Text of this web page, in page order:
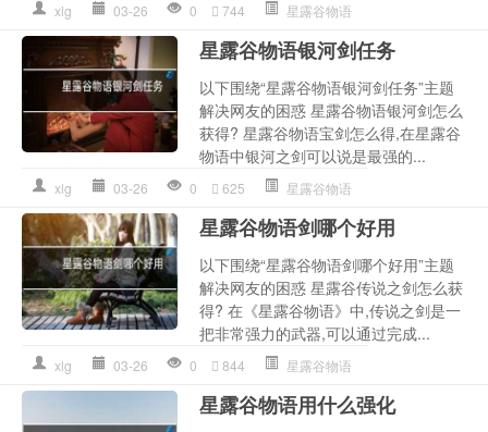
xlg 03-26 0 744 星露谷物语
星露谷物语银河剑任务
以下围绕“星露谷物语银河剑任务”主题
解决网友的困惑 星露谷物语银河剑怎么
获得? 星露谷物语宝剑怎么得,在星露谷
物语中银河之剑可以说是最强的...
xlg 03-26 0 625 星露谷物语
星露谷物语剑哪个好用
以下围绕“星露谷物语剑哪个好用”主题
解决网友的困惑 星露谷传说之剑怎么获
得? 在《星露谷物语》中,传说之剑是一
把非常强力的武器,可以通过完成...
xlg 03-26 0 844 星露谷物语
星露谷物语用什么强化